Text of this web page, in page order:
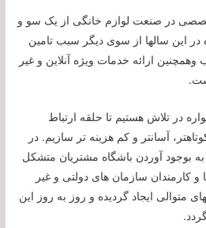
در صنعت لوازم خانگی از یک سو و
در این سالها از سوی دیگر سبب تامین
ارائه خدمات ویژه آنلاین و غیر
در تلاش هستیم تا حلقه ارتباط
آسانتر و کم هزینه تر سازیم. در
بوجود آوردن باشگاه مشتریان متشکل
و کارمندان سازمان های دولتی و غیر
متوالی ایجاد گردیده و روز به روز این